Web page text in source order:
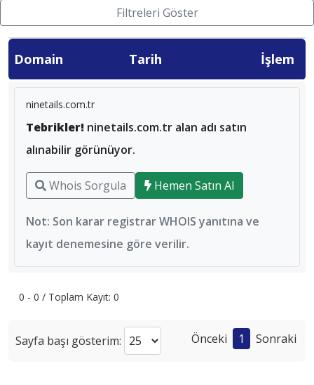
Filtreleri Göster
Domain Tarih İşlem
ninetails.com.tr
Tebrikler! ninetails.com.tr alan adı satın
alınabilir görünüyor.
Whois Sorgula Hemen Satın Al
Not: Son karar registrar WHOIS yanıtına ve
kayıt denemesine göre verilir.
0 - 0 / Toplam Kayıt: 0
Sayfa başı gösterim: Önceki 1 Sonraki